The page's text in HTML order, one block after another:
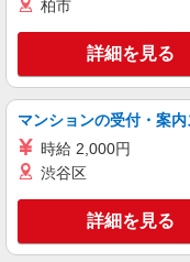
柏市
詳細を見る
マンションの受付・案
時給 2,000円
渋谷区
詳細を見る